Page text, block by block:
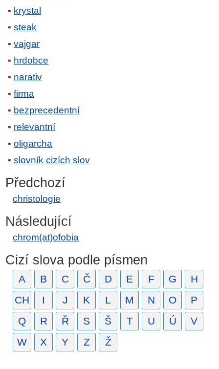
krystal
steak
vajgar
hrdobce
narativ
firma
bezprecedentní
relevantní
oligarcha
slovník cizích slov
Předchozí
christologie
Následující
chrom(at)ofobia
Cizí slova podle písmen
A B C Č D E F G
H
CH
I J K L M N O
P
Q
R Ř S Š T U Ú
V
W
X Y Z Ž